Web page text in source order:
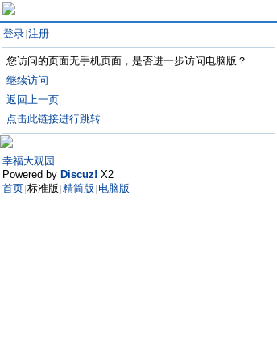
登录 注册
您访问的页面无手机页面，是否进一步访问电脑版？
继续访问
返回上一页
点击此链接进行跳转
幸福大观园
Powered by Discuz! X2
首页 标准版 精简版 电脑版